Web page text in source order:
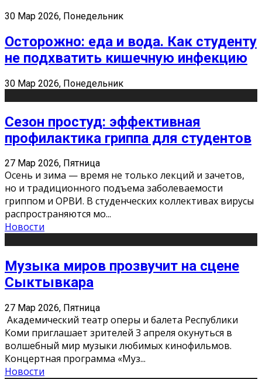
30 Мар 2026, Понедельник
Осторожно: еда и вода. Как студенту
не подхватить кишечную инфекцию
30 Мар 2026, Понедельник
Сезон простуд: эффективная
профилактика гриппа для студентов
27 Мар 2026, Пятница
Осень и зима — время не только лекций и зачетов,
но и традиционного подъема заболеваемости
гриппом и ОРВИ. В студенческих коллективах вирусы
распространяются мо...
Новости
Музыка миров прозвучит на сцене
Сыктывкара
27 Мар 2026, Пятница
Академический театр оперы и балета Республики
Коми приглашает зрителей 3 апреля окунуться в
волшебный мир музыки любимых кинофильмов.
Концертная программа «Муз...
Новости